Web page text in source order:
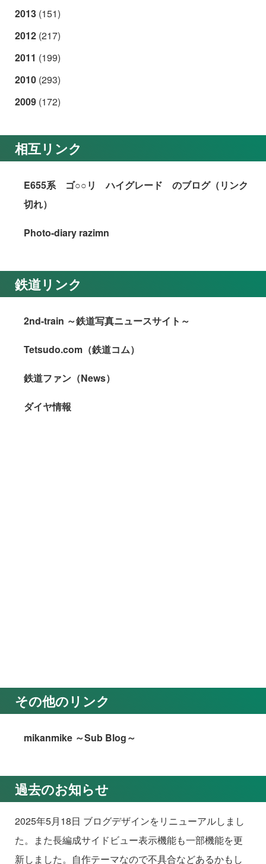
2013 (151)
2012 (217)
2011 (199)
2010 (293)
2009 (172)
相互リンク
E655系 ゴ○○リ ハイグレード のブログ（リンク
切れ）
Photo-diary razimn
鉄道リンク
2nd-train ～鉄道写真ニュースサイト～
Tetsudo.com（鉄道コム）
鉄道ファン（News）
ダイヤ情報
その他のリンク
mikanmike ～Sub Blog～
過去のお知らせ
2025年5月18日 ブログデザインをリニューアルしまし
た。また長編成サイドビュー表示機能も一部機能を更
新しました。自作テーマなので不具合などあるかもし